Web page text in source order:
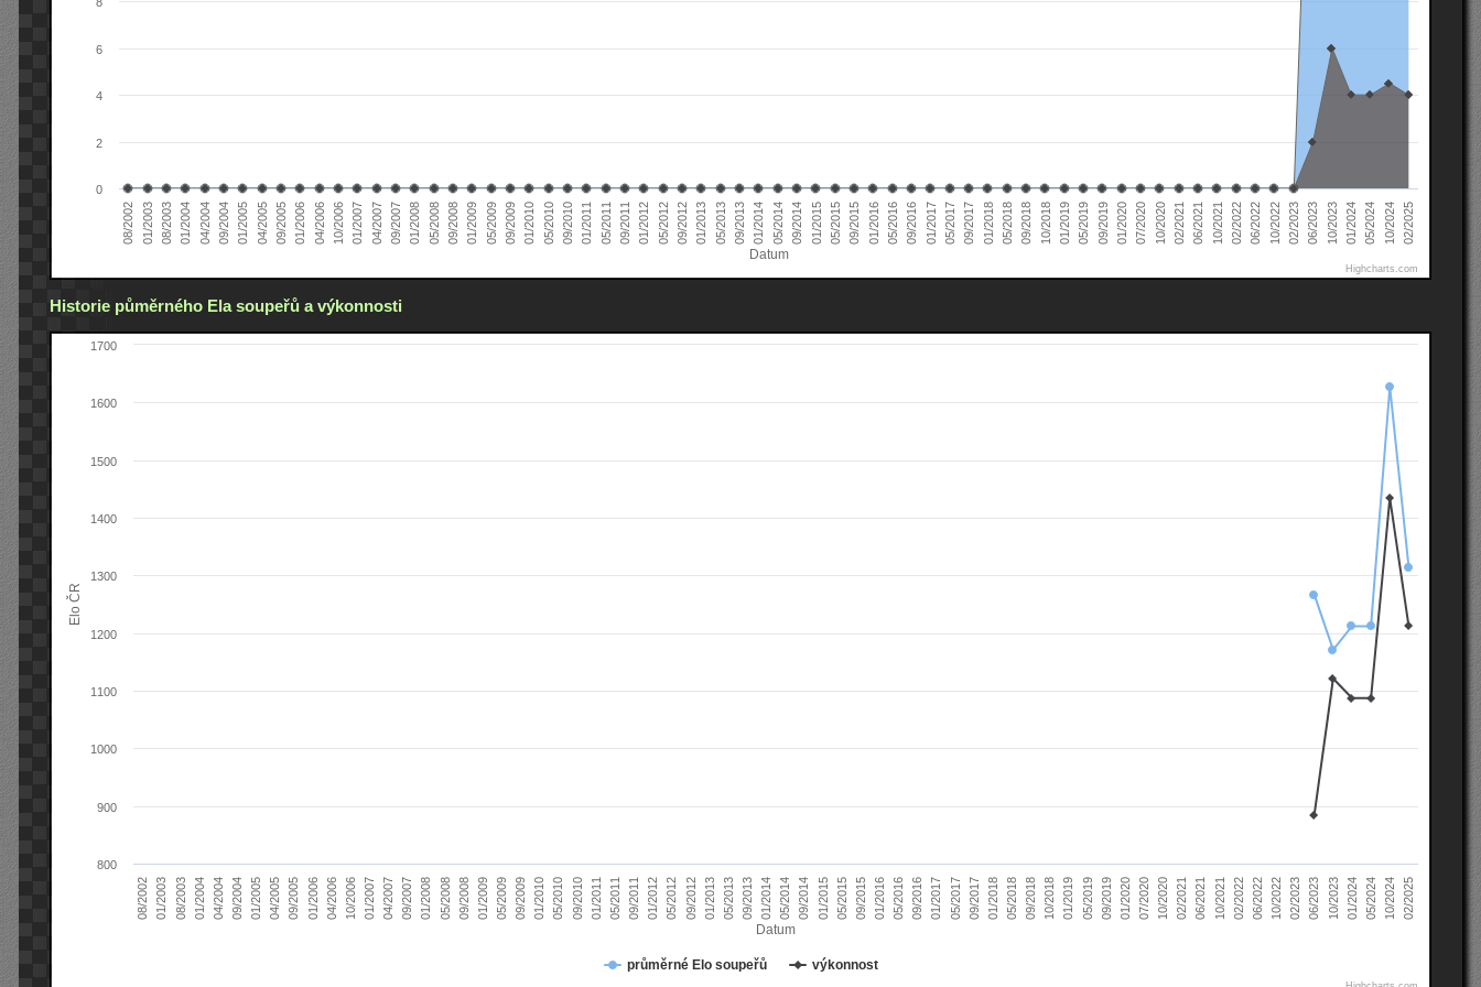
Datum
08/2002 01/2003 08/2003 01/2004 04/2004 09/2004 01/2005 04/2005 09/2005 01/2006 04/2006 10/2006 01/2007 04/2007 09/2007 01/2008 05/2008 09/2008 01/2009 05/2009 09/2009 01/2010 05/2010 09/2010 01/2011 05/2011 09/2011 01/2012 05/2012 09/2012 01/2013 05/2013 09/2013 01/2014 05/2014 09/2014 01/2015 05/2015 09/2015 01/2016 05/2016 09/2016 01/2017 05/2017 09/2017 01/2018 05/2018 09/2018 10/2018 01/2019 05/2019 09/2019 01/2020 07/2020 10/2020 02/2021 06/2021 10/2021 02/2022 06/2022 10/2022 02/2023 06/2023 10/2023 01/2024 05/2024 10/2024 02/2025
0
2
4
6
Highcharts.com
Historie půměrného Ela soupeřů a výkonnosti
Datum
Elo ČR
průměrné Elo soupeřů výkonnost
08/2002 01/2003 08/2003 01/2004 04/2004 09/2004 01/2005 04/2005 09/2005 01/2006 04/2006 10/2006 01/2007 04/2007 09/2007 01/2008 05/2008 09/2008 01/2009 05/2009 09/2009 01/2010 05/2010 09/2010 01/2011 05/2011 09/2011 01/2012 05/2012 09/2012 01/2013 05/2013 09/2013 01/2014 05/2014 09/2014 01/2015 05/2015 09/2015 01/2016 05/2016 09/2016 01/2017 05/2017 09/2017 01/2018 05/2018 09/2018 10/2018 01/2019 05/2019 09/2019 01/2020 07/2020 10/2020 02/2021 06/2021 10/2021 02/2022 06/2022 10/2022 02/2023 06/2023 10/2023 01/2024 05/2024 10/2024 02/2025
800
900
1000
1100
1200
1300
1400
1500
1600
1700